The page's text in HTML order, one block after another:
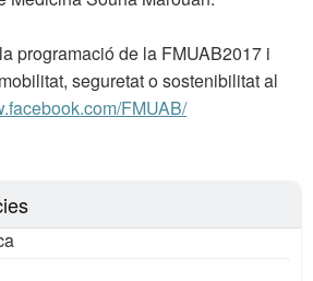
programació de la FMUAB2017 i
seguretat o sostenibilitat al
FMUAB/